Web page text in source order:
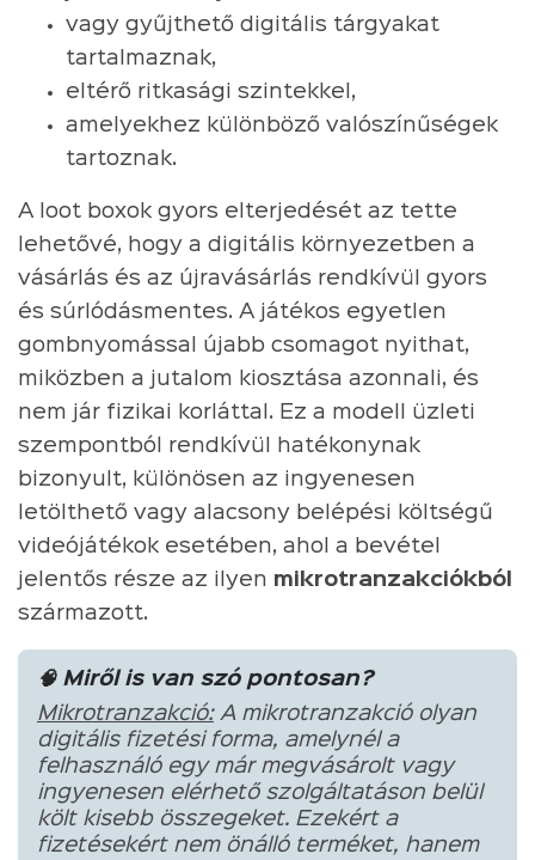
vagy gyűjthető digitális tárgyakat
tartalmaznak,
eltérő ritkasági szintekkel,
amelyekhez különböző valószínűségek
tartoznak.
A loot boxok gyors elterjedését az tette
lehetővé, hogy a digitális környezetben a
vásárlás és az újravásárlás rendkívül gyors
és súrlódásmentes. A játékos egyetlen
gombnyomással újabb csomagot nyithat,
miközben a jutalom kiosztása azonnali, és
nem jár fizikai korláttal. Ez a modell üzleti
szempontból rendkívül hatékonynak
bizonyult, különösen az ingyenesen
letölthető vagy alacsony belépési költségű
videójátékok esetében, ahol a bevétel
jelentős része az ilyen mikrotranzakciókból
származott.
🧠 Miről is van szó pontosan?
Mikrotranzakció:A mikrotranzakció olyan
digitális fizetési forma, amelynél a
felhasználó egy már megvásárolt vagy
ingyenesen elérhető szolgáltatáson belül
költ kisebb összegeket. Ezekért a
fizetésekért nem önálló terméket, hanem